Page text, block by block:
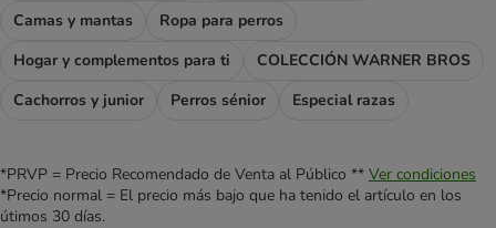
Camas y mantas
Ropa para perros
Hogar y complementos para ti
COLECCIÓN WARNER BROS
Cachorros y junior
Perros sénior Especial razas
*PRVP = Precio Recomendado de Venta al Público ** Ver condiciones
*Precio normal = El precio más bajo que ha tenido el artículo en los
útimos 30 días.